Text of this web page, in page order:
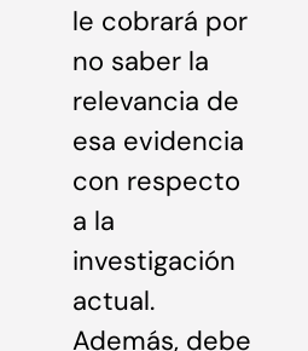
le cobrará por
no saber la
relevancia de
esa evidencia
con respecto
a la
investigación
actual.
Además, debe